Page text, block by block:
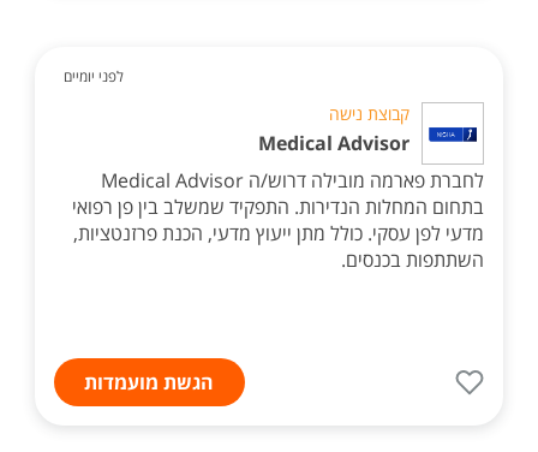
לפני יומיים
קבוצת נישה
Medical Advisor
לחברת פארמה מובילה דרוש/ה Medical Advisor
בתחום המחלות הנדירות. התפקיד שמשלב בין פן רפואי
מדעי לפן עסקי. כולל מתן ייעוץ מדעי, הכנת פרזנטציות,
השתתפות בכנסים.
הגשת מועמדות